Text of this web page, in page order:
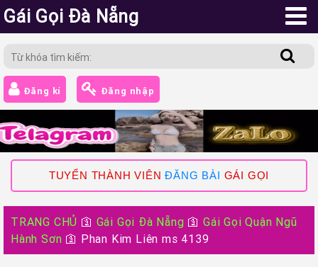
Gái Gọi Đà Nẵng
Đăng kí Đăng nhập
TUYỂN THÀNH VIÊNĐĂNG BÀI GÁI GỌI
TRANG CHỦ 🛐 Gái Gọi Đà Nẵng 🛐Gái Gọi Quận Ngũ
Hành Sơn 🛐 Phan Kim Liên ms 4139